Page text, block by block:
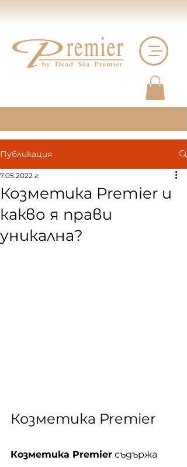
Публикация
Козметика Premier и
какво я прави
уникална?
7.05.2022 г.
Козметика Premier
Козметика Premier съдържа